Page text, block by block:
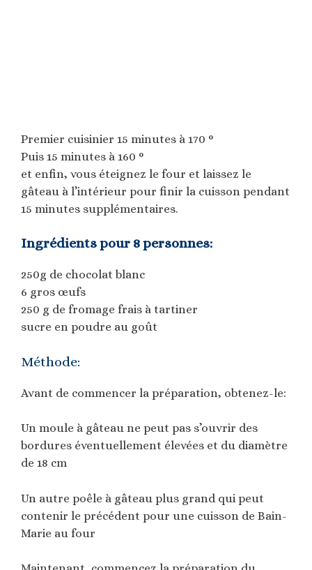
Premier cuisinier 15 minutes à 170 °
Puis 15 minutes à 160 °
et enfin, vous éteignez le four et laissez le
gâteau à l’intérieur pour finir la cuisson pendant
15 minutes supplémentaires.
Ingrédients pour 8 personnes:
250g de chocolat blanc
6 gros œufs
250 g de fromage frais à tartiner
sucre en poudre au goût
Méthode:
Avant de commencer la préparation, obtenez-le:
Un moule à gâteau ne peut pas s’ouvrir des
bordures éventuellement élevées et du diamètre
de 18 cm
Un autre poêle à gâteau plus grand qui peut
contenir le précédent pour une cuisson de Bain-
Marie au four